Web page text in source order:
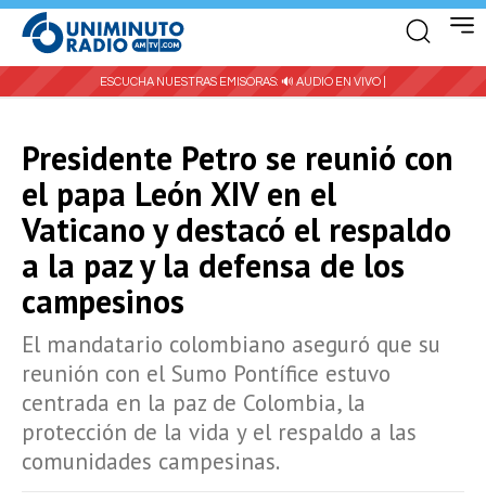
ESCUCHA NUESTRAS EMISORAS: 🔊 AUDIO EN VIVO |
Presidente Petro se reunió con
el papa León XIV en el
Vaticano y destacó el respaldo
a la paz y la defensa de los
campesinos
El mandatario colombiano aseguró que su
reunión con el Sumo Pontífice estuvo
centrada en la paz de Colombia, la
protección de la vida y el respaldo a las
comunidades campesinas.